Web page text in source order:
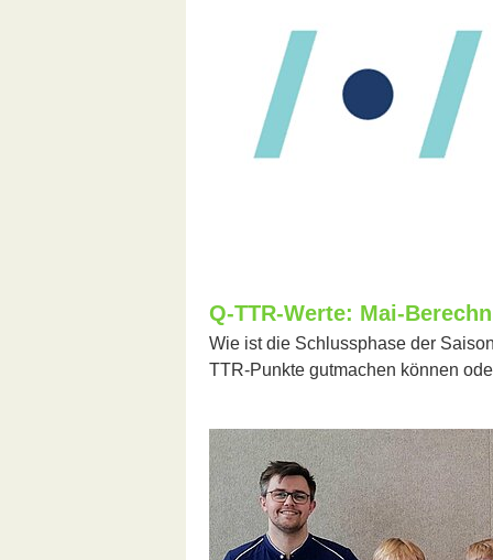
Q-TTR-Werte: Mai-
Wie ist die Schlussphase der
TTR-Punkte gutmachen können